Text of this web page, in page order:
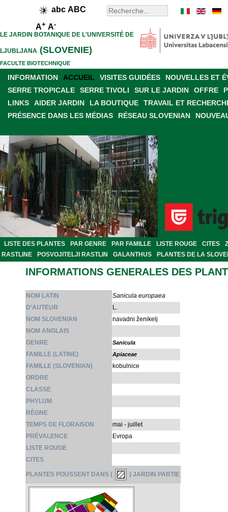
abc ABC
A+ A-
LE JARDIN BOTANIQUE DE L'UNIVERSITÉ DE
LJUBLJANA (SLOVENIE)
FACULTE BIOTECHNIQUE
INFORMATION ACCUEIL VISITES GUIDÉES
NOUVELLES ET
SERRE TROPICALE
SERRE TIVOLI SUR LE JARDIN OFFRE
LINKS
AIDER JARDIN LA BOUTIQUE
TRAVAIL ET
PRÉSENCE DANS LES MÉDIAS
RÉSEAU SLOVENIAN
LISTE DES PLANTES PAR GENRE PAR FAMILLE LISTE ROUGE CITES
RASTLINE
POSVOJITELJI RASTLIN GALANTHUS PLANTES DE LA
INFORMATIONS GENERALES DES
NOM LATIN
Sanicula europaea
D'AUTEUR
L.
NOM SLOVENIAN
navadni ženikelj
NOM ANGLAIS
GENRE
Sanicula
FAMILLE (LATINE) Apiaceae
FAMILLE (SLOVENIAN)
kobulnice
ORDRE
CLASSE
PHYLUM
RÈGNE
TEMPS DE FLORAISON
mai - juillet
PRÉVALENCE
Evropa
LISTE ROUGE
CITES
PLANTES POUSSENT DANS ( ) JARDIN PARTIE